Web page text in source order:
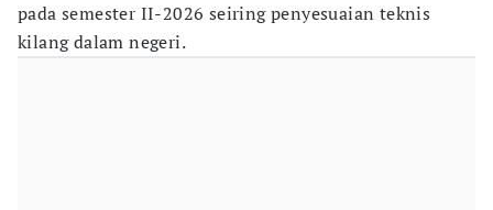
pada semester II-2026 seiring penyesuaian teknis
kilang dalam negeri.